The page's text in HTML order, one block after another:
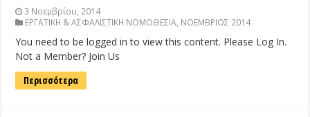
3 Νοεμβρίου, 2014
ΕΡΓΑΤΙΚΗ & ΑΣΦΑΛΙΣΤΙΚΗ ΝΟΜΟΘΕΣΙΑ, ΝΟΕΜΒΡΙΟΣ 2014
You need to be logged in to view this content. Please Log In.
Not a Member? Join Us
Περισσότερα